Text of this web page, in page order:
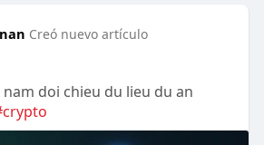
Creó nuevo artículo
doi chieu du lieu du an